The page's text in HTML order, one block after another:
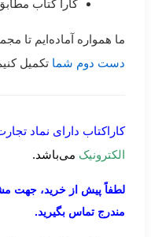
کارا کتاب
ما همواره آماده‌ایم تا
دست دوم شما تکمیل
کاراکتاب دارای نماد
الکترونیک می‌باشد.
لطفاً پیش از خرید، جهت
مندرج تماس بگیرید.